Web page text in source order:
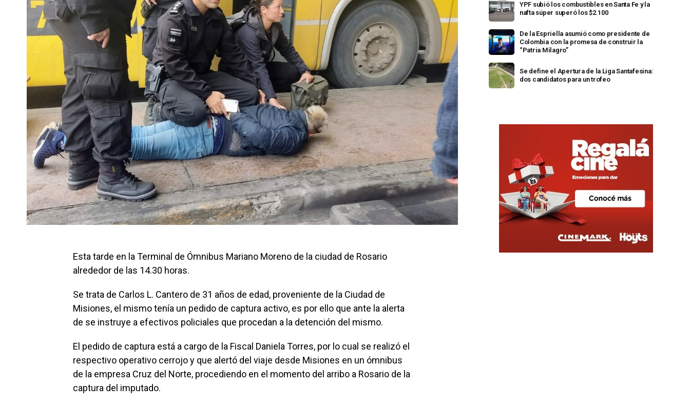
Esta tarde en la Terminal de Ómnibus Mariano Moreno de la ciudad de Rosario
alrededor de las 14.30 horas.
Se trata de Carlos L. Cantero de 31 años de edad, proveniente de la Ciudad de
Misiones, el mismo tenía un pedido de captura activo, es por ello que ante la alerta
de se instruye a efectivos policiales que procedan a la detención del mismo.
El pedido de captura está a cargo de la Fiscal Daniela Torres, por lo cual se realizó el
respectivo operativo cerrojo y que alertó del viaje desde Misiones en un ómnibus
de la empresa Cruz del Norte, procediendo en el momento del arribo a Rosario de la
captura del imputado.
YPF subió los combustibles en Santa Fe y la
nafta súper superó los $2.100
De la Espriella asumió como presidente de
Colombia con la promesa de construir la
“Patria Milagro”
Se define el Apertura de la Liga Santafesina:
dos candidatos para un trofeo